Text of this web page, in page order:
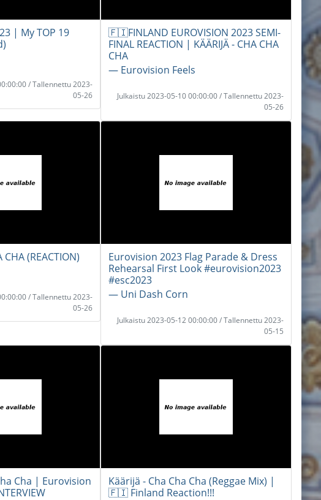
| My TOP 19
/ Tallennettu 2023-
05-26
🇫🇮FINLAND EUROVISION 2023 SEMI-
FINAL REACTION | KÄÄRIJÄ - CHA CHA
CHA
― Eurovision Feels
Julkaistu 2023-05-10 00:00:00 / Tallennettu 2023-
05-26
CHA (REACTION)
/ Tallennettu 2023-
05-26
Eurovision 2023 Flag Parade & Dress
Rehearsal First Look #eurovision2023
#esc2023
― Uni Dash Corn
Julkaistu 2023-05-12 00:00:00 / Tallennettu 2023-
05-15
Cha | Eurovision
Käärijä - Cha Cha Cha (Reggae Mix) |
🇫🇮 Finland Reaction!!!